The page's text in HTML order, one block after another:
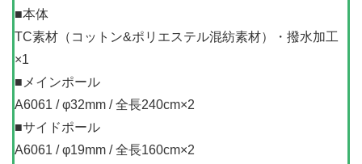
■本体
TC素材（コットン&ポリエステル混紡素材）・撥水加工
×1
■メインポール
A6061 / φ32mm / 全長240cm×2
■サイドポール
A6061 / φ19mm / 全長160cm×2